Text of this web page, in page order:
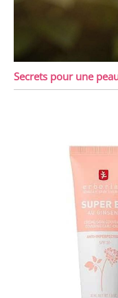
Secrets pour une